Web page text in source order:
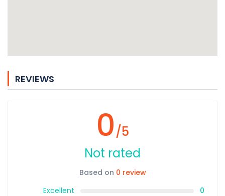
REVIEWS
0/5
Not rated
Based on 0 review
Excellent
0